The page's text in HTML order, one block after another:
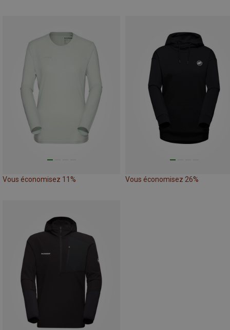
Vous économisez 11% Vous économisez 26%